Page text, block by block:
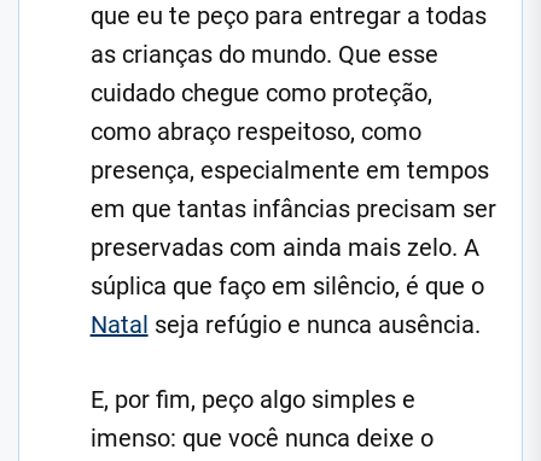
que eu te peço para entregar a todas
as crianças do mundo. Que esse
cuidado chegue como proteção,
como abraço respeitoso, como
presença, especialmente em tempos
em que tantas infâncias precisam ser
preservadas com ainda mais zelo. A
súplica que faço em silêncio, é que o
Natal seja refúgio e nunca ausência.
E, por fim, peço algo simples e
imenso: que você nunca deixe o